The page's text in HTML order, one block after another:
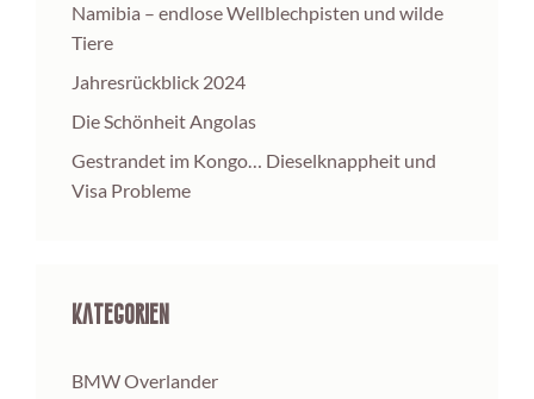
Namibia – endlose Wellblechpisten und wilde
Tiere
Jahresrückblick 2024
Die Schönheit Angolas
Gestrandet im Kongo… Dieselknappheit und
Visa Probleme
Kategorien
BMW Overlander